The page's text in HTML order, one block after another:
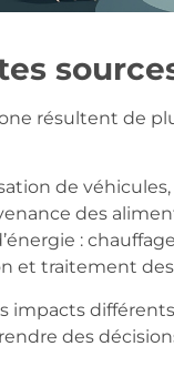
résultent de
de
des
:
et traitement
impacts
des